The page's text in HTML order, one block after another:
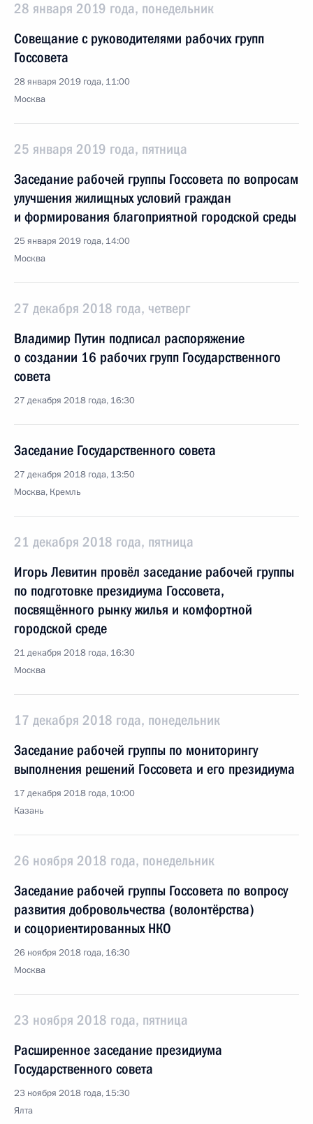
28 января 2019 года, понедельник
Совещание с руководителями рабочих групп
Госсовета
28 января 2019 года, 11:00
Москва
25 января 2019 года, пятница
Заседание рабочей группы Госсовета по вопросам
улучшения жилищных условий граждан
и формирования благоприятной городской среды
25 января 2019 года, 14:00
Москва
27 декабря 2018 года, четверг
Владимир Путин подписал распоряжение
о создании 16 рабочих групп Государственного
совета
27 декабря 2018 года, 16:30
Заседание Государственного совета
27 декабря 2018 года, 13:50
Москва, Кремль
21 декабря 2018 года, пятница
Игорь Левитин провёл заседание рабочей группы
по подготовке президиума Госсовета,
посвящённого рынку жилья и комфортной
городской среде
21 декабря 2018 года, 16:30
Москва
17 декабря 2018 года, понедельник
Заседание рабочей группы по мониторингу
выполнения решений Госсовета и его президиума
17 декабря 2018 года, 10:00
Казань
26 ноября 2018 года, понедельник
Заседание рабочей группы Госсовета по вопросу
развития добровольчества (волонтёрства)
и соцориентированных НКО
26 ноября 2018 года, 16:30
Москва
23 ноября 2018 года, пятница
Расширенное заседание президиума
Государственного совета
23 ноября 2018 года, 15:30
Ялта